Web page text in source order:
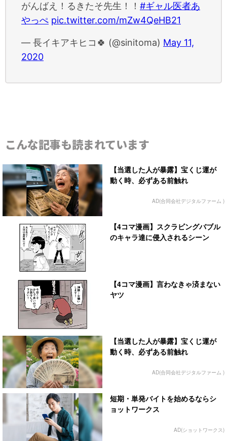
がんばえ！るきたそ先生！！ #ギャル医者あ
やっぺ pic.twitter.com/mZw4QeHB21
— 長イキアキヒコ🍀 (@sinitoma) May 11,
2020
こんな記事も読まれています
【当選した人が暴露】宝くじ運が
動く時、必ずある前触れ
AD(合同会社デジタルファーム )
【4コマ漫画】スクラビングバブル
のキャラ達に侵入されるシーン
【4コマ漫画】言わなきゃ済まない
ヤツ
【当選した人が暴露】宝くじ運が
動く時、必ずある前触れ
AD(合同会社デジタルファーム )
短期・単発バイトを始めるならシ
ョットワークス
AD(ショットワークス)